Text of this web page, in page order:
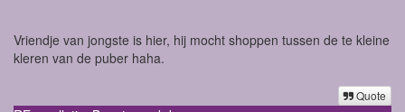
Vriendje van jongste is hier, hij mocht shoppen tussen de te kleine
kleren van de puber haha.
Quote